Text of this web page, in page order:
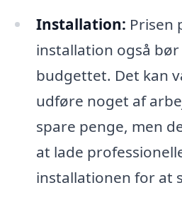
Installation: Prisen
installation også
budgettet. Det kan
udføre noget af
spare penge, men
at lade
installationen for at